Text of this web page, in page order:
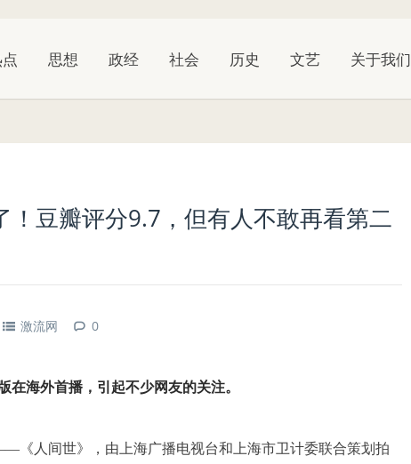
思想 政经 社会 历史 文艺 关于我们
豆瓣评分9.7，但有人不敢再看第二
激流网 0
在海外首播，引起不少网友的关注。
《人间世》， 由上海广播电视台和上海市卫计委联合策划拍